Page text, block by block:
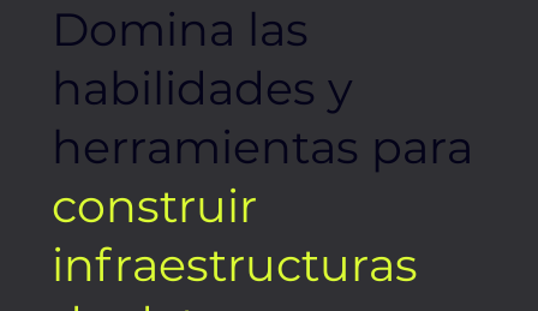
Domina las
habilidades y
herramientas para
construir
infraestructuras